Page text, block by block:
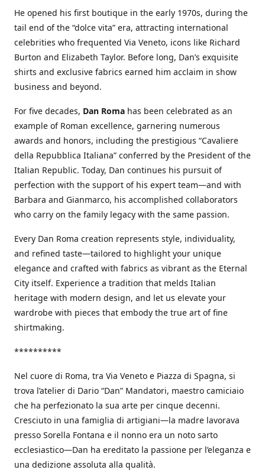
He opened his first boutique in the early 1970s, during the
tail end of the “dolce vita” era, attracting international
celebrities who frequented Via Veneto, icons like Richard
Burton and Elizabeth Taylor. Before long, Dan’s exquisite
shirts and exclusive fabrics earned him acclaim in show
business and beyond.
For five decades, Dan Roma has been celebrated as an
example of Roman excellence, garnering numerous
awards and honors, including the prestigious “Cavaliere
della Repubblica Italiana” conferred by the President of the
Italian Republic. Today, Dan continues his pursuit of
perfection with the support of his expert team—and with
Barbara and Gianmarco, his accomplished collaborators
who carry on the family legacy with the same passion.
Every Dan Roma creation represents style, individuality,
and refined taste—tailored to highlight your unique
elegance and crafted with fabrics as vibrant as the Eternal
City itself. Experience a tradition that melds Italian
heritage with modern design, and let us elevate your
wardrobe with pieces that embody the true art of fine
shirtmaking.
**********
Nel cuore di Roma, tra Via Veneto e Piazza di Spagna, si
trova l’atelier di Dario “Dan” Mandatori, maestro camiciaio
che ha perfezionato la sua arte per cinque decenni.
Cresciuto in una famiglia di artigiani—la madre lavorava
presso Sorella Fontana e il nonno era un noto sarto
ecclesiastico—Dan ha ereditato la passione per l’eleganza e
una dedizione assoluta alla qualità.